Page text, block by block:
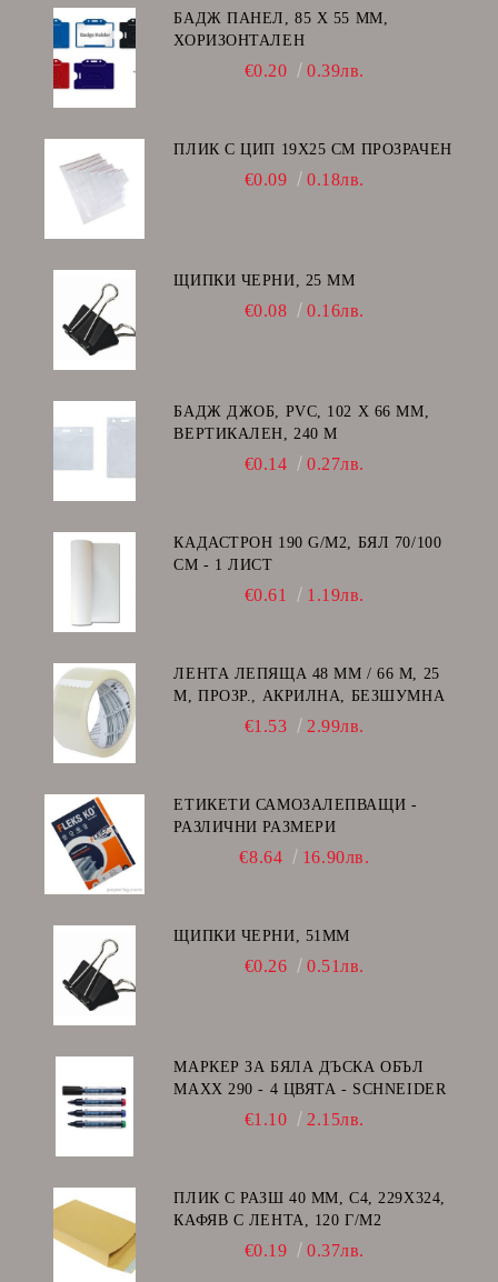
БАДЖ ПАНЕЛ, 85 Х 55 ММ,
ХОРИЗОНТАЛЕН
€0.20 0.39лв.
ПЛИК С ЦИП 19X25 CM ПРОЗРАЧЕН
€0.09 0.18лв.
ЩИПКИ ЧЕРНИ, 25 ММ
€0.08 0.16лв.
БАДЖ ДЖОБ, PVC, 102 Х 66 ММ,
ВЕРТИКАЛЕН, 240 Μ
€0.14 0.27лв.
КАДАСТРОН 190 G/M2, БЯЛ 70/100
СМ - 1 ЛИСТ
€0.61 1.19лв.
ЛЕНТА ЛЕПЯЩА 48 ММ / 66 М, 25
Μ, ПРОЗР., АКРИЛНА, БЕЗШУМНА
€1.53 2.99лв.
ЕТИКЕТИ САМОЗАЛЕПВАЩИ -
РАЗЛИЧНИ РАЗМЕРИ
€8.64 16.90лв.
ЩИПКИ ЧЕРНИ, 51ММ
€0.26 0.51лв.
МАРКЕР ЗА БЯЛА ДЪСКА ОБЪЛ
MAXX 290 - 4 ЦВЯТА - SCHNEIDER
€1.10 2.15лв.
ПЛИК С РАЗШ 40 MM, C4, 229Х324,
КАФЯВ С ЛЕНТА, 120 Г/М2
€0.19 0.37лв.